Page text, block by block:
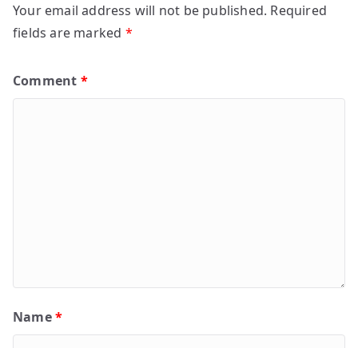
Your email address will not be published. Required
fields are marked *
Comment *
Name*